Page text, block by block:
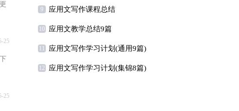
25
25
9 应用文写作课程总结
10 应用文教学总结9篇
11 应用文写作学习计划(通用9篇)
12 应用文写作学习计划(集锦8篇)